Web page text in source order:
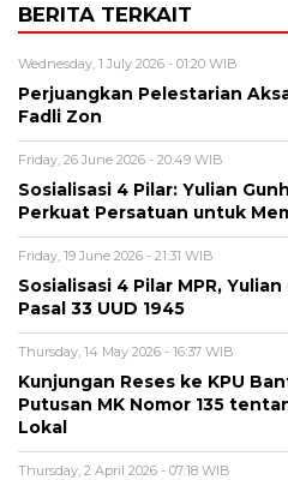
BERITA TERKAIT
Wednesday, 1 July 2026 - 01:20 WIB
Perjuangkan Pelestarian
Fadli Zon
Friday, 26 June 2026 - 20:49 WIB
Sosialisasi 4 Pilar: Yulian
Perkuat Persatuan untuk
Friday, 19 June 2026 - 21:31 WIB
Sosialisasi 4 Pilar MPR,
Pasal 33 UUD 1945
Thursday, 14 May 2026 - 16:37 WIB
Kunjungan Reses ke KPU
Putusan MK Nomor 135
Lokal
Thursday, 2 April 2026 - 07:18 WIB